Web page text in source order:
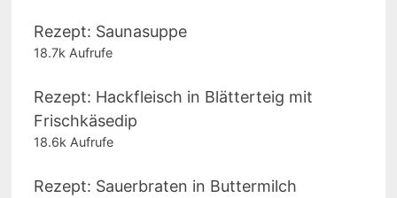
Rezept: Saunasuppe
18.7k Aufrufe
Rezept: Hackfleisch in Blätterteig mit
Frischkäsedip
18.6k Aufrufe
Rezept: Sauerbraten in Buttermilch